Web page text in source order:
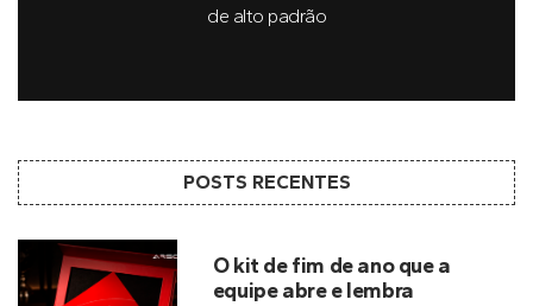
de alto padrão
POSTS RECENTES
O kit de fim de ano que a
equipe abre e lembra